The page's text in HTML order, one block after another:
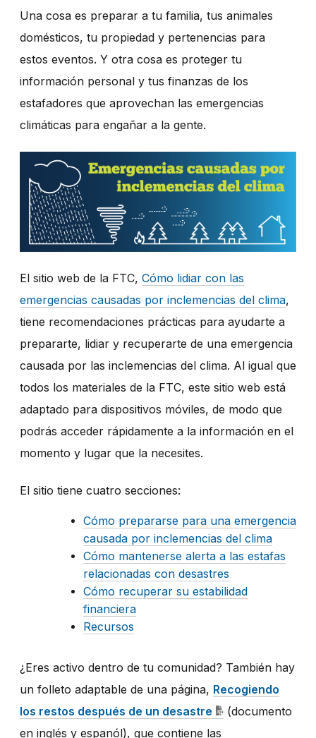
Una cosa es preparar a tu familia, tus animales
domésticos, tu propiedad y pertenencias para
estos eventos. Y otra cosa es proteger tu
información personal y tus finanzas de los
estafadores que aprovechan las emergencias
climáticas para engañar a la gente.
El sitio web de la FTC, Cómo lidiar con las
emergencias causadas por inclemencias del clima,
tiene recomendaciones prácticas para ayudarte a
prepararte, lidiar y recuperarte de una emergencia
causada por las inclemencias del clima. Al igual que
todos los materiales de la FTC, este sitio web está
adaptado para dispositivos móviles, de modo que
podrás acceder rápidamente a la información en el
momento y lugar que la necesites.
El sitio tiene cuatro secciones:
Cómo prepararse para una emergencia
causada por inclemencias del clima
Cómo mantenerse alerta a las estafas
relacionadas con desastres
Cómo recuperar su estabilidad
financiera
Recursos
¿Eres activo dentro de tu comunidad? También hay
un folleto adaptable de una página, Recogiendo
los restos después de un desastre
(documento
en inglés y espanól), que contiene las